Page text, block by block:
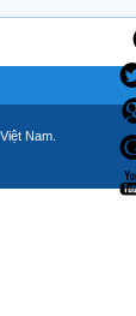
Nam.